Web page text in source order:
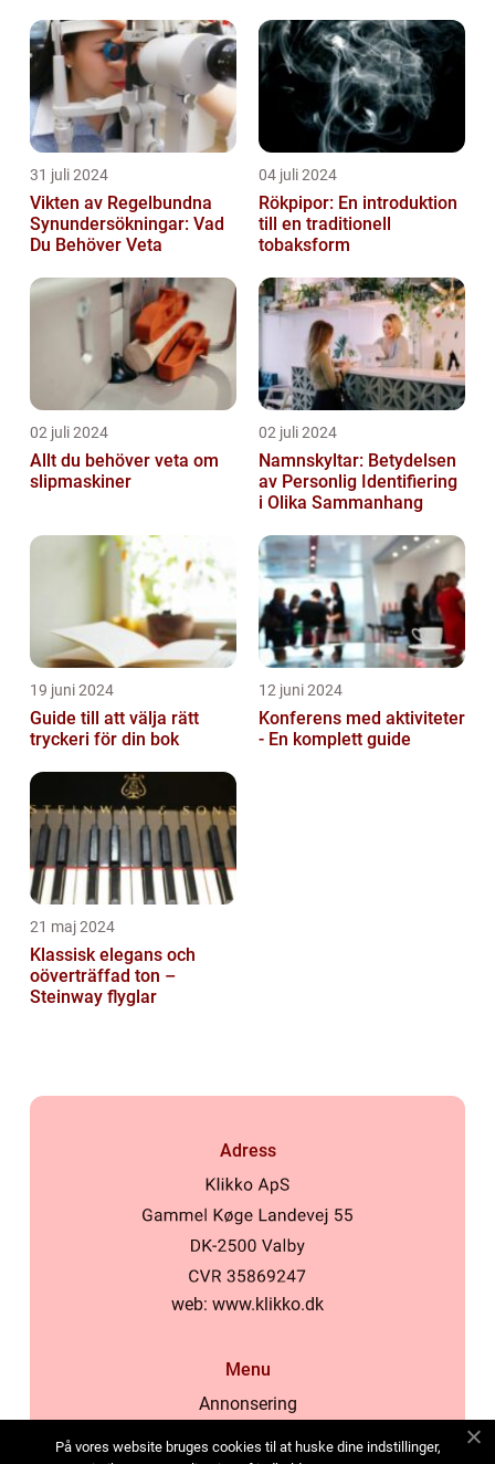
31 juli 2024
Vikten av Regelbundna
Synundersökningar: Vad
Du Behöver Veta
04 juli 2024
Rökpipor: En introduktion
till en traditionell
tobaksform
02 juli 2024
Allt du behöver veta om
slipmaskiner
02 juli 2024
Namnskyltar: Betydelsen
av Personlig Identifiering
i Olika Sammanhang
19 juni 2024
Guide till att välja rätt
tryckeri för din bok
12 juni 2024
Konferens med aktiviteter
- En komplett guide
21 maj 2024
Klassisk elegans och
oöverträffad ton –
Steinway flyglar
Adress
web: www.klikko.dk
Menu
Annonsering
På vores website bruges cookies til at huske dine indstillinger,